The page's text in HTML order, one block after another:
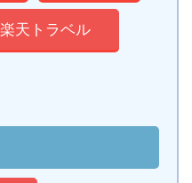
楽天トラベル